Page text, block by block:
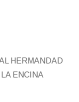
HERMANDAD
ENCINA